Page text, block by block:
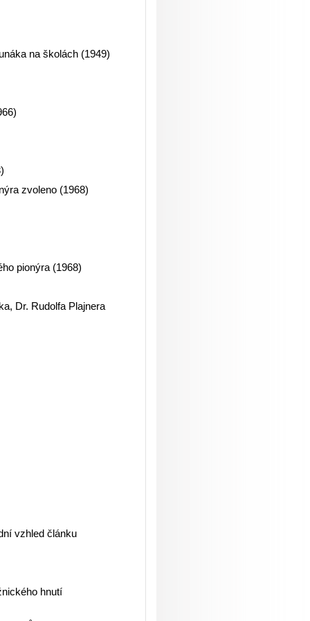
na školách (1949)
zvoleno (1968)
pionýra (1968)
Dr. Rudolfa Plajnera
vzhled článku
hnutí